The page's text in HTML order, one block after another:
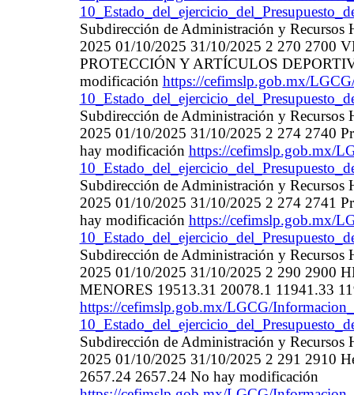
Subdirección de Administración y
2025 01/10/2025 31/10/2025 2 270 2700
PROTECCIÓN Y ARTÍCULOS
modificación https://cefimslp.gob.mx/
Subdirección de Administración y
2025 01/10/2025 31/10/2025 2 274 2740
hay modificación https://cefimslp.gob.mx/
Subdirección de Administración y
2025 01/10/2025 31/10/2025 2 274 2741
hay modificación https://cefimslp.gob.mx/
Subdirección de Administración y
2025 01/10/2025 31/10/2025 2 290 2900
MENORES 19513.31 20078.1 11941.33
https://cefimslp.gob.mx/LGCG/
Subdirección de Administración y
2025 01/10/2025 31/10/2025 2 291 2910
2657.24 2657.24 No hay modificación